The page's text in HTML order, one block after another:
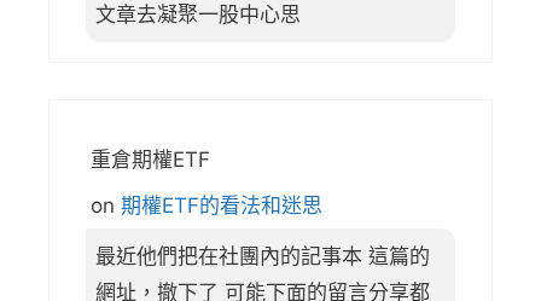
文章去凝聚一股中心思
重倉期權ETF
on 期權ETF的看法和迷思
最近他們把在社團內的記事本 這篇的
網址，撤下了 可能下面的留言分享都